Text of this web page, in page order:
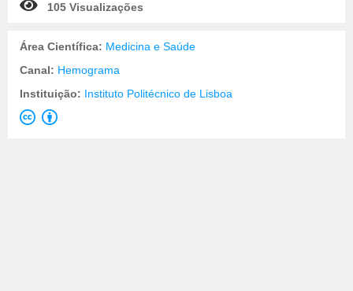
105 Visualizações
Área Científica: Medicina e Saúde
Canal: Hemograma
Instituição: Instituto Politécnico de Lisboa